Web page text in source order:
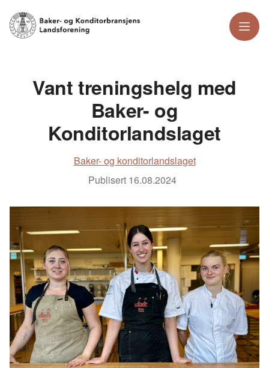
Meny
Vant treningshelg med
Baker- og
Konditorlandslaget
Baker- og konditorlandslaget
Publisert 16.08.2024